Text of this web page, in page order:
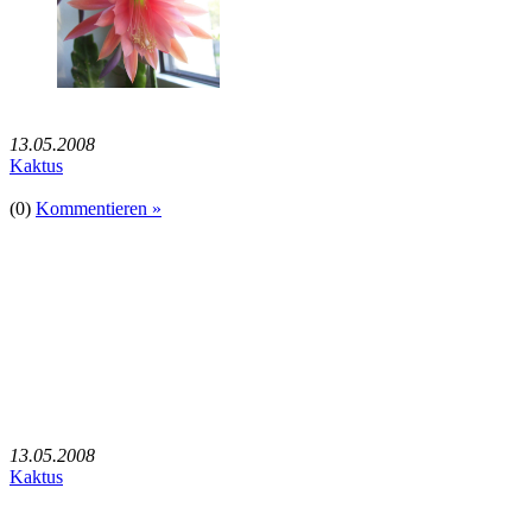
13.05.2008
Kaktus
(0) Kommentieren »
13.05.2008
Kaktus